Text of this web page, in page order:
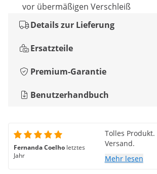
vor übermäßigen Verschleiß
Details zur Lieferung
Ersatzteile
Premium-Garantie
Benutzerhandbuch
Fernanda Coelho letztes
Jahr
Tolles
Versand.
Mehr lesen